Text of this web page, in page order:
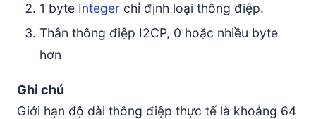
1 byte Integer chỉ định loại thông điệp.
Thân thông điệp I2CP, 0 hoặc nhiều byte
hơn
Ghi chú
Giới hạn độ dài thông điệp thực tế là khoảng 64